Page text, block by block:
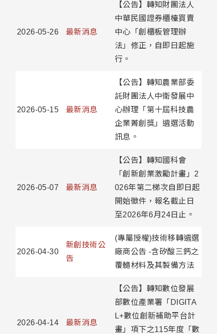
2026-05-26 最新消息
【公告】轉知財團法人
中華民國證券櫃檯買賣
中心「創櫃板管理辦
法」修正，自即日起施
行。
2026-05-15 最新消息
【公告】轉知農業部委
託財團法人中衛發展中
心辦理「第十屆科技農
企業菁創獎」遴選活動
訊息。
2026-05-07 最新消息
【公告】轉知國科會
「創新創業激勵計畫」2
026年第二梯次自即日起
開始徵件，報名截止日
至2026年6月24日止。
2026-04-30
新創技術公
告
(專屬授權)技術移轉遴選
廠商公告 -含矽酸三鈣之
覆髓材料及其製備方法
2026-04-14 最新消息
【公告】轉知數位發展
部數位產業署「DIGITA
L+數位創新補助平台計
畫」項下之115年度「數